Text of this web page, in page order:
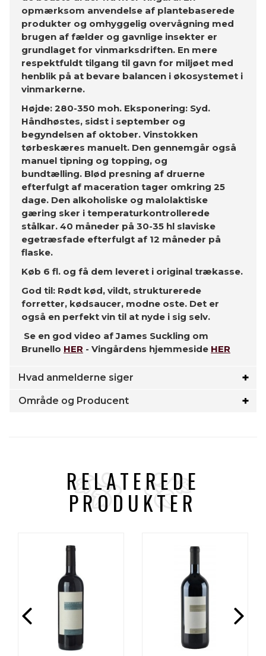
opmærksom anvendelse af plantebaserede
produkter og omhyggelig overvågning med
brugen af ​​fælder og gavnlige insekter er
grundlaget for vinmarksdriften. En mere
respektfuldt tilgang til gavn for miljøet med
henblik på at bevare balancen i økosystemet i
vinmarkerne.
Højde: 280-350 moh. Eksponering: Syd.
Håndhøstes, sidst i september og
begyndelsen af ​​oktober. Vinstokken
tørbeskæres manuelt. Den gennemgår også
manuel tipning og topping, og
bundtælling. Blød presning af druerne
efterfulgt af maceration tager omkring 25
dage. Den alkoholiske og malolaktiske
gæring sker i temperaturkontrollerede
stålkar. 40 måneder på 30-35 hl slaviske
egetræsfade efterfulgt af 12 måneder på
flaske.
Køb 6 fl. og få dem leveret i original trækasse.
God til: Rødt kød, vildt, strukturerede
forretter, kødsaucer, modne oste. Det er
også en perfekt vin til at nyde i sig selv.
Se en god video af James Suckling om
Brunello HER - Vingårdens hjemmeside HER
Hvad anmelderne siger
Område og Producent
RELATEREDE
PRODUKTER